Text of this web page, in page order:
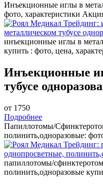
Инъекционные иглы в
фото, характеристики
инъекционные иглы в
купить : фото, цена,
Инъекционные
тубусе
от 1750
Подробнее
Папиллотомы/
полинить,одноразовые:
папиллотомы/
полинить,одноразовые